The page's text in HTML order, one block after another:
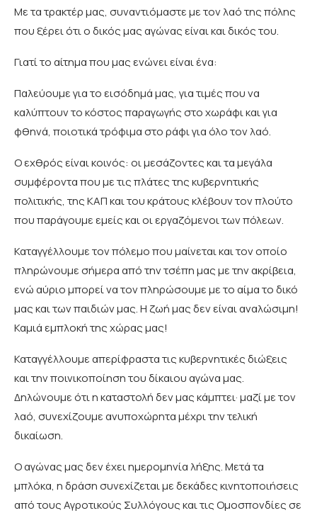
Με τα τρακτέρ μας, συναντιόμαστε με τον λαό της πόλης
που ξέρει ότι ο δικός μας αγώνας είναι και δικός του.
Γιατί το αίτημα που μας ενώνει είναι ένα:
Παλεύουμε για το εισόδημά μας, για τιμές που να
καλύπτουν το κόστος παραγωγής στο χωράφι και για
φθηνά, ποιοτικά τρόφιμα στο ράφι για όλο τον λαό.
Ο εχθρός είναι κοινός: οι μεσάζοντες και τα μεγάλα
συμφέροντα που με τις πλάτες της κυβερνητικής
πολιτικής, της ΚΑΠ και του κράτους κλέβουν τον πλούτο
που παράγουμε εμείς και οι εργαζόμενοι των πόλεων.
Καταγγέλλουμε τον πόλεμο που μαίνεται και τον οποίο
πληρώνουμε σήμερα από την τσέπη μας με την ακρίβεια,
ενώ αύριο μπορεί να τον πληρώσουμε με το αίμα το δικό
μας και των παιδιών μας. Η ζωή μας δεν είναι αναλώσιμη!
Καμιά εμπλοκή της χώρας μας!
Καταγγέλλουμε απερίφραστα τις κυβερνητικές διώξεις
και την ποινικοποίηση του δίκαιου αγώνα μας.
Δηλώνουμε ότι η καταστολή δεν μας κάμπτει· μαζί με τον
λαό, συνεχίζουμε ανυποχώρητα μέχρι την τελική
δικαίωση.
Ο αγώνας μας δεν έχει ημερομηνία λήξης. Μετά τα
μπλόκα, η δράση συνεχίζεται με δεκάδες κινητοποιήσεις
από τους Αγροτικούς Συλλόγους και τις Ομοσπονδίες σε